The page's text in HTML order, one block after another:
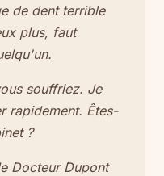
de dent terrible
plus, faut
souffriez. Je
rapidement. Êtes-
?
Docteur Dupont